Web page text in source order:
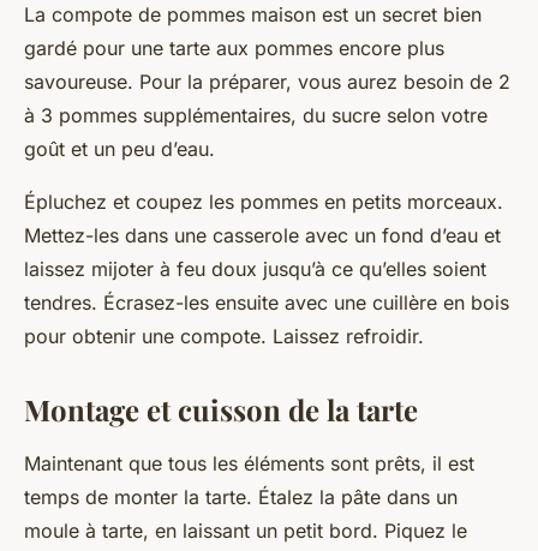
La compote de pommes maison est un secret bien
gardé pour une tarte aux pommes encore plus
savoureuse. Pour la préparer, vous aurez besoin de 2
à 3 pommes supplémentaires, du sucre selon votre
goût et un peu d’eau.
Épluchez et coupez les pommes en petits morceaux.
Mettez-les dans une casserole avec un fond d’eau et
laissez mijoter à feu doux jusqu’à ce qu’elles soient
tendres. Écrasez-les ensuite avec une cuillère en bois
pour obtenir une compote. Laissez refroidir.
Montage et cuisson de la tarte
Maintenant que tous les éléments sont prêts, il est
temps de monter la tarte. Étalez la pâte dans un
moule à tarte, en laissant un petit bord. Piquez le